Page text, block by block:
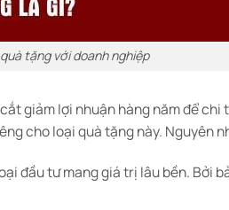
tặng với doanh nghiệp
giảm lợi nhuận hàng năm để chi
cho loại quà tặng này. Nguyên
đầu tư mang giá trị lâu bền. Bởi